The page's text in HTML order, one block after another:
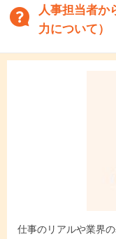
人事担当者か
力について）
仕事のリアルや業界